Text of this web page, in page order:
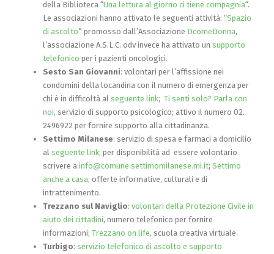
della Biblioteca “Una lettura al giorno ci tiene compagnia“.
Le associazioni hanno attivato le seguenti attività: “Spazio
di ascolto” promosso dall’Associazione DcomeDonna,
l’associazione A.S.L.C. odv invece ha attivato un supporto
telefonico per i pazienti oncologici.
Sesto San Giovanni: volontari per l’affissione nei
condomini della locandina con il numero di emergenza per
chi è in difficoltà al seguente link; Ti senti solo? Parla con
noi, servizio di supporto psicologico; attivo il numero 02.
2496922 per fornire supporto alla cittadinanza.
Settimo Milanese: servizio di spesa e farmaci a domicilio
al seguente link; per disponibilità ad essere volontario
scrivere a:info@comune.settimomilanese.mi.it; Settimo
anche a casa, offerte informative, culturali e di
intrattenimento.
Trezzano sul Naviglio: volontari della Protezione Civile in
aiuto dei cittadini, numero telefonico per fornire
informazioni; Trezzano on life, scuola creativa virtuale.
Turbigo: servizio telefonico di ascolto e supporto